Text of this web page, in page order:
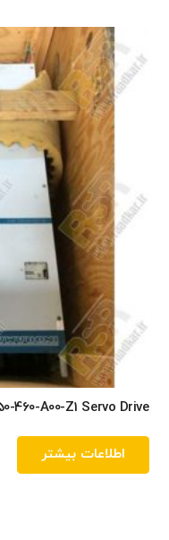
460-A00-Z1 Servo Drive
اطلاعات بیشتر